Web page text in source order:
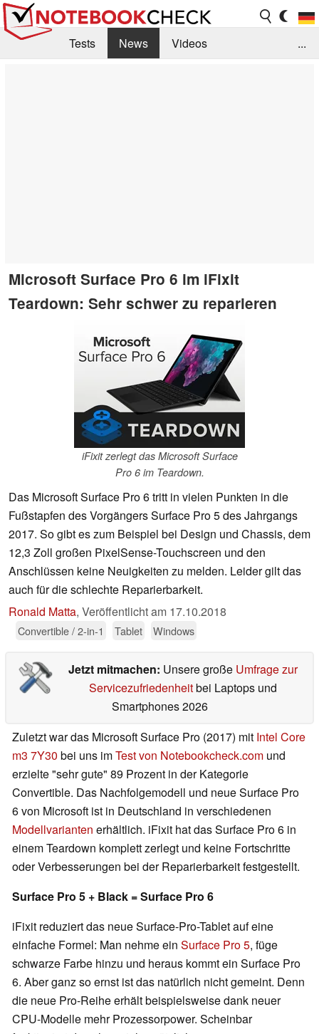
Tests News
Videos
...
Microsoft Surface Pro 6 im iFixit
Teardown: Sehr schwer zu reparieren
iFixit zerlegt das Microsoft Surface
Pro 6 im Teardown.
Das Microsoft Surface Pro 6 tritt in vielen Punkten in die
Fußstapfen des Vorgängers Surface Pro 5 des Jahrgangs
2017. So gibt es zum Beispiel bei Design und Chassis, dem
12,3 Zoll großen PixelSense-Touchscreen und den
Anschlüssen keine Neuigkeiten zu melden. Leider gilt das
auch für die schlechte Reparierbarkeit.
Ronald Matta, Veröffentlicht am 17.10.2018
Convertible / 2-in-1 Tablet Windows
Jetzt mitmachen: Unsere große Umfrage zur
Servicezufriedenheitbei Laptops und
Smartphones 2026
Zuletzt war das Microsoft Surface Pro (2017) mit Intel Core
m3 7Y30 bei uns imTest von Notebookcheck.com und
erzielte "sehr gute" 89 Prozent in der Kategorie
Convertible. Das Nachfolgemodell und neue Surface Pro
6 von Microsoft ist in Deutschland in verschiedenen
Modellvarianten erhältlich. iFixit hat das Surface Pro 6 in
einem Teardown komplett zerlegt und keine Fortschritte
oder Verbesserungen bei der Reparierbarkeit festgestellt.
Surface Pro 5 + Black = Surface Pro 6
iFixit reduziert das neue Surface-Pro-Tablet auf eine
einfache Formel: Man nehme ein Surface Pro 5, füge
schwarze Farbe hinzu und heraus kommt ein Surface Pro
6. Aber ganz so ernst ist das natürlich nicht gemeint. Denn
die neue Pro-Reihe erhält beispielsweise dank neuer
CPU-Modelle mehr Prozessorpower. Scheinbar